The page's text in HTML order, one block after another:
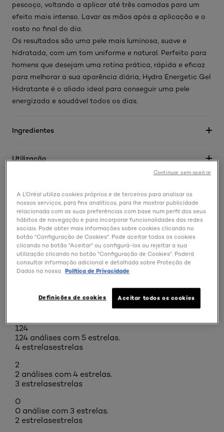
pescoço, voltando a aplicar até três camadas para um
efeito mais intenso. Lavar as mãos após a aplicação e o
rosto no final do dia.
Os resultados são uma pele mais luminosa, suave e
hidratada, com um tom uniforme e natural. Perfeito para
homens que desejam uma rotina prática, rápida e eficaz
para melhorar a sua aparência diária, Hydra Energetic Gel
Hidratante é o aliado ideal para conseguir uma pele
energizada e saudável todos os dias.
Ingredientes
Utilização
COMPRAR ONLINE
Análises
Selecionar uma linha abaixo para filtrar as
análises.
124
124 análises com 5 estrelas.
4 estrelasestrelas
2
2 análises com 4 estrelas.
3 estrelasestrelas
0
0 análise com 3 estrelas.
2 estrelasestrelas
A L'Oréal utiliza cookies próprios e de terceiros para analisar os
nossos serviços, para fins analíticos, para lhe mostrar publicidade
relacionada com as suas preferências com base num perfil dos seus
hábitos de navegação e para incorporar funcionalidades das redes
sociais. Pode obter mais informações sobre cookies clicando no
botão "Configuração de Cookies". Pode aceitar todos os cookies
clicando no botão "Aceitar" ou configurá-los ou rejeitar a sua
utilização clicando no botão "Configuração de Cookies". Poderá
consultar informação adicional e detalhada sobre Proteção de
Dados na nossa
Política de Privacidade
Definições de cookies Aceitar todos os cookies
Continuar sem aceitar